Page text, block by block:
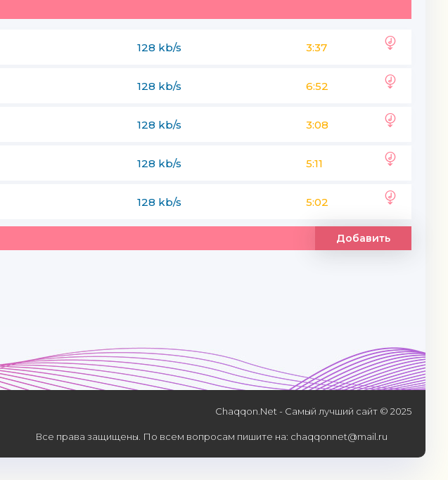
128 kb/s 3:37
128 kb/s 6:52
128 kb/s 3:08
128 kb/s 5:11
128 kb/s 5:02
Добавить
Chaqqon.Net - Самый лучший сайт © 2025
Все права защищены. По всем вопросам пишите на: chaqqonnet@mail.ru